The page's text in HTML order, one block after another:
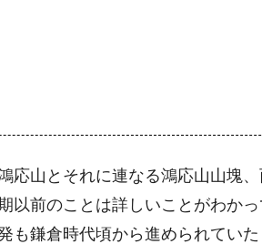
応山とそれに連なる鴻応山山塊
以前のことは詳しいことがわか
鎌倉時代頃から進められていた